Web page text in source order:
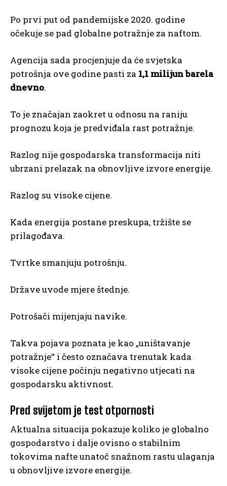
Po prvi put od pandemijske 2020. godine
očekuje se pad globalne potražnje za naftom.
Agencija sada procjenjuje da će svjetska
potrošnja ove godine pasti za 1,1 milijun barela
dnevno.
To je značajan zaokret u odnosu na raniju
prognozu koja je predviđala rast potražnje.
Razlog nije gospodarska transformacija niti
ubrzani prelazak na obnovljive izvore energije.
Razlog su visoke cijene.
Kada energija postane preskupa, tržište se
prilagođava.
Tvrtke smanjuju potrošnju.
Države uvode mjere štednje.
Potrošači mijenjaju navike.
Takva pojava poznata je kao „uništavanje
potražnje“ i često označava trenutak kada
visoke cijene počinju negativno utjecati na
gospodarsku aktivnost.
Pred svijetom je test otpornosti
Aktualna situacija pokazuje koliko je globalno
gospodarstvo i dalje ovisno o stabilnim
tokovima nafte unatoč snažnom rastu ulaganja
u obnovljive izvore energije.